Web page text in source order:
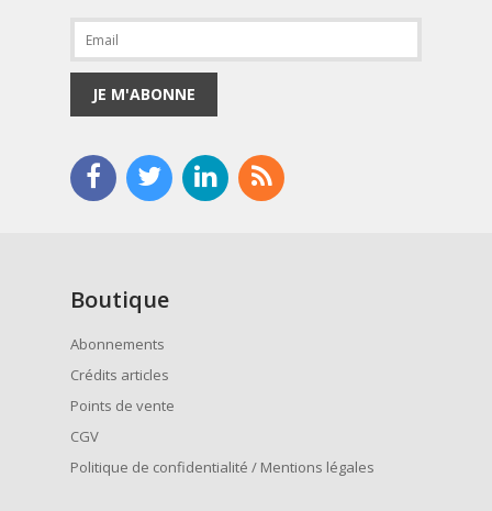
JE M'ABONNE
Boutique
Abonnements
Crédits articles
Points de vente
CGV
Politique de confidentialité / Mentions légales